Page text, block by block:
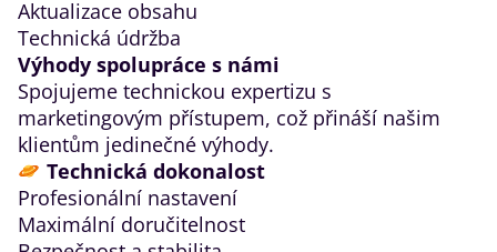
Aktualizace obsahu
Technická údržba
Výhody spolupráce s námi
Spojujeme technickou expertizu s
marketingovým přístupem, což přináší našim
klientům jedinečné výhody.
Technická dokonalost
Profesionální nastavení
Maximální doručitelnost